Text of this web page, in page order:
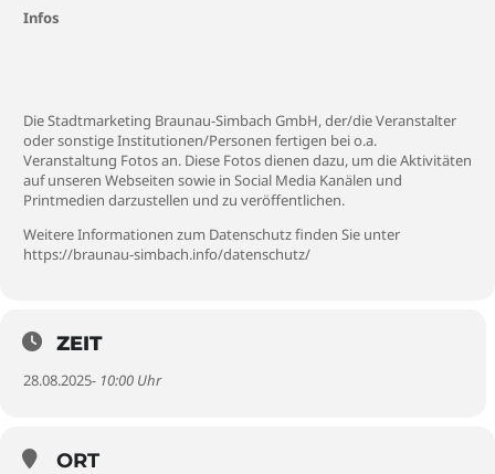
Infos
Die Stadtmarketing Braunau-Simbach GmbH, der/die Veranstalter
oder sonstige Institutionen/Personen fertigen bei o.a.
Veranstaltung Fotos an. Diese Fotos dienen dazu, um die Aktivitäten
auf unseren Webseiten sowie in Social Media Kanälen und
Printmedien darzustellen und zu veröffentlichen.
Weitere Informationen zum Datenschutz finden Sie unter
https://braunau-simbach.info/datenschutz/
ZEIT
28.08.2025- 10:00 Uhr
ORT